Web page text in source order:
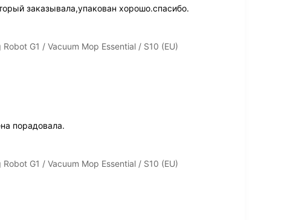
заказывала,упакован хорошо.спасибо.
G1 / Vacuum Mop Essential / S10 (EU)
порадовала.
G1 / Vacuum Mop Essential / S10 (EU)